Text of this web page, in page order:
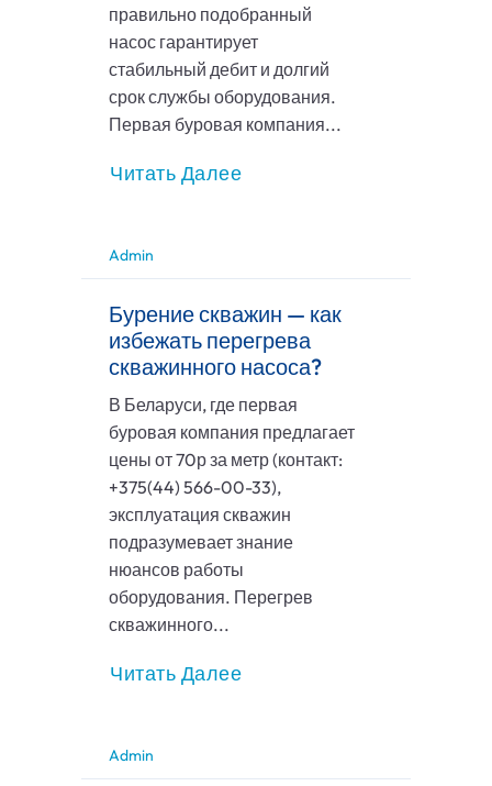
правильно подобранный
насос гарантирует
стабильный дебит и долгий
срок службы оборудования.
Первая буровая компания...
Читать Далее
Admin
Бурение скважин — как
избежать перегрева
скважинного насоса?
В Беларуси, где первая
буровая компания предлагает
цены от 70р за метр (контакт:
+375(44) 566-00-33),
эксплуатация скважин
подразумевает знание
нюансов работы
оборудования. Перегрев
скважинного...
Читать Далее
Admin